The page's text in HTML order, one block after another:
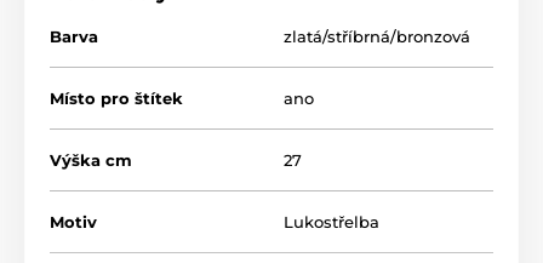
Barva zlatá/stříbrná/bronzová
Místo pro štítek ano
Výška cm 27
Motiv Lukostřelba